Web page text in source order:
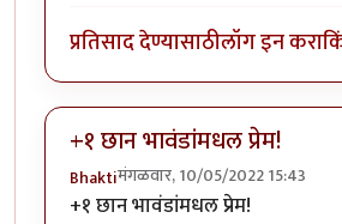
प्रतिसाद देण्यासाठीलॉग इन करा
+१ छान भावंडांमधल प्रेम!
Bhaktiमंगळवार, 10/05/2022 15:43
+१ छान भावंडांमधल प्रेम!